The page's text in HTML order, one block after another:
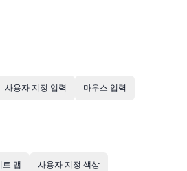
사용자 지정 입력 마우스 입력
트 맵 사용자 지정 색상